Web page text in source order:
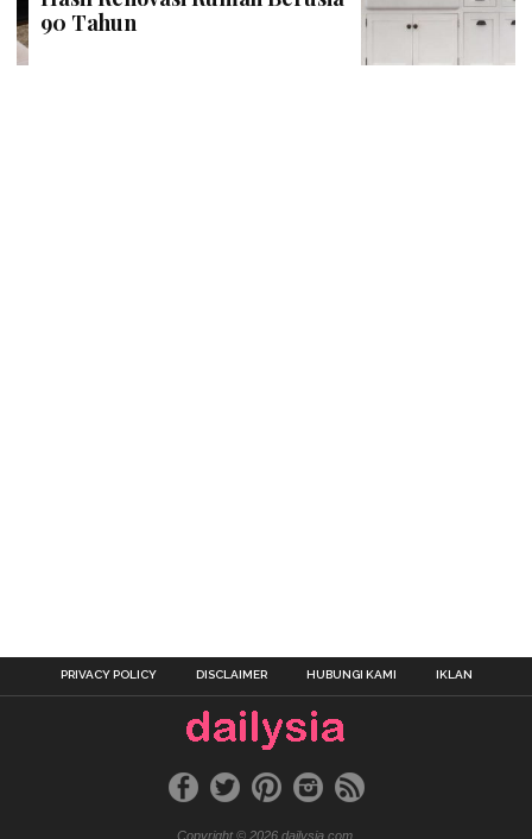
90 Tahun
PRIVACY POLICY DISCLAIMER HUBUNGI KAMI IKLAN
Copyright © 2026 dailysia.com.